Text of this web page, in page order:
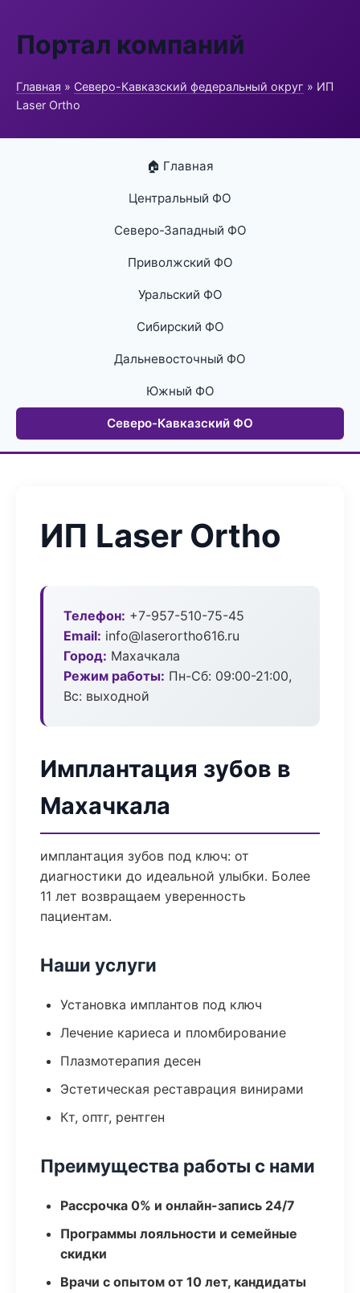
Портал компаний
Главная » Северо-Кавказский федеральный округ » ИП
Laser Ortho
🏠 Главная
Центральный ФО
Северо-Западный ФО
Приволжский ФО
Уральский ФО
Сибирский ФО
Дальневосточный ФО
Южный ФО
Северо-Кавказский ФО
ИП Laser Ortho
Телефон: +7-957-510-75-45
Email: info@laserortho616.ru
Город: Махачкала
Режим работы: Пн-Сб: 09:00-21:00,
Вс: выходной
Имплантация зубов в
Махачкала
имплантация зубов под ключ: от
диагностики до идеальной улыбки. Более
11 лет возвращаем уверенность
пациентам.
Наши услуги
Установка имплантов под ключ
Лечение кариеса и пломбирование
Плазмотерапия десен
Эстетическая реставрация винирами
Кт, оптг, рентген
Преимущества работы с нами
Рассрочка 0% и онлайн-запись 24/7
Программы лояльности и семейные
скидки
Врачи с опытом от 10 лет, кандидаты